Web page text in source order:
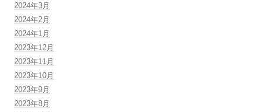
2024年3月
2024年2月
2024年1月
2023年12月
2023年11月
2023年10月
2023年9月
2023年8月